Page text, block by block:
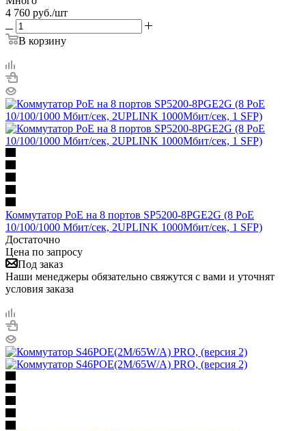
4 760 руб./шт
В корзину
Коммутатор PoE на 8 портов SP5200-8PGE2G (8 PoE
10/100/1000 Мбит/сек, 2UPLINK 1000Мбит/сек, 1 SFP)
Достаточно
Цена по запросу
Под заказ
Наши менеджеры обязательно свяжутся с вами и уточнят
условия заказа